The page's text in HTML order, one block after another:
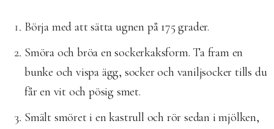
Börja med att sätta ugnen på 175 grader.
Smöra och bröa en sockerkaksform. Ta fram en
bunke och vispa ägg, socker och vaniljsocker tills du
får en vit och pösig smet.
Smält smöret i en kastrull och rör sedan i mjölken,